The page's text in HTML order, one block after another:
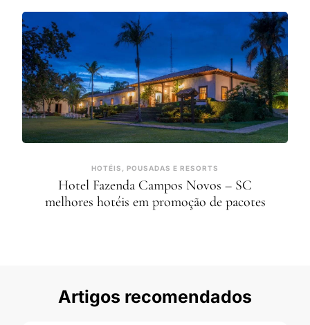
HOTÉIS, POUSADAS E RESORTS
Hotel Fazenda Campos Novos – SC
melhores hotéis em promoção de pacotes
Artigos recomendados